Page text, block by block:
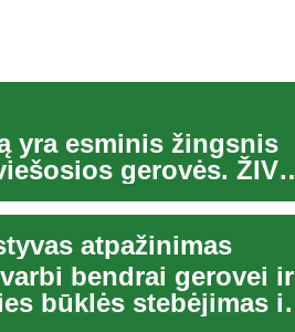
yra esminis žingsnis
gerovės. ŽIV
atpažinimas
bendrai gerovei ir
būklės stebėjimas ir